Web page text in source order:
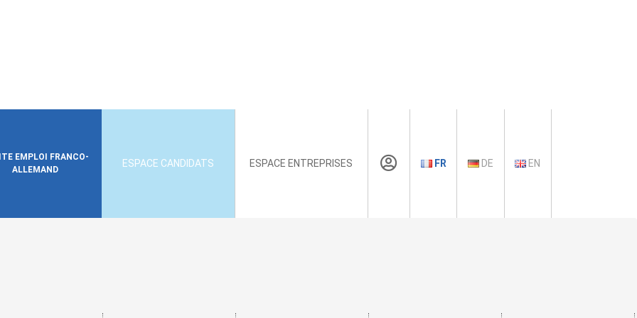
EMPLOI FRANCO-
ALLEMAND
ESPACE CANDIDATS ESPACE ENTREPRISES FR DE EN